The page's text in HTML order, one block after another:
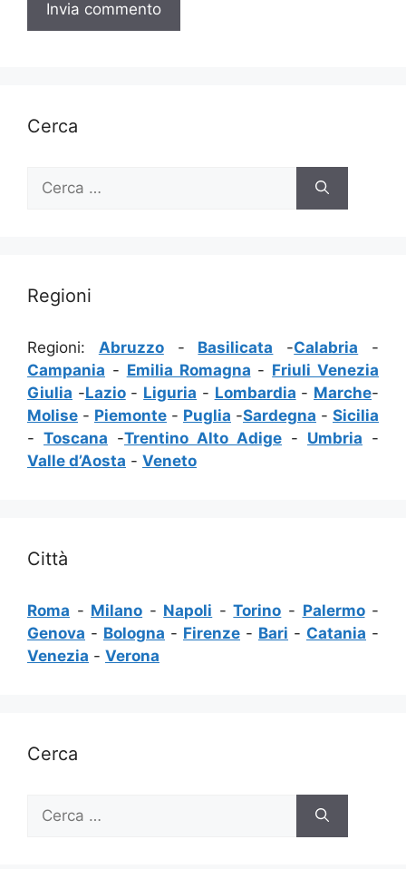
Cerca
per:
Regioni
Regioni: Abruzzo- Basilicata -Calabria -
Campania - Emilia Romagna - Friuli Venezia
Giulia -Lazio- Liguria - Lombardia - Marche-
Molise - Piemonte - Puglia -Sardegna - Sicilia
- Toscana -Trentino Alto Adige - Umbria -
Valle d’Aosta - Veneto
Città
Roma - Milano - Napoli -Torino - Palermo-
Genova - Bologna - Firenze - Bari - Catania -
Venezia - Verona
Cerca
per: